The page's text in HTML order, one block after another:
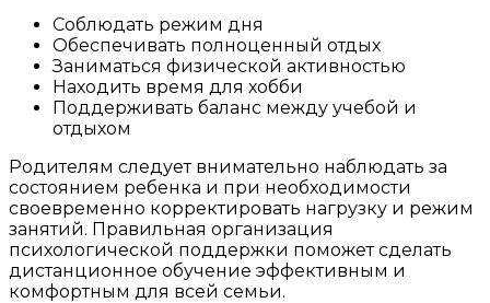
Соблюдать режим дня
Обеспечивать полноценный отдых
Заниматься физической активностью
Находить время для хобби
Поддерживать баланс между учебой и
отдыхом
Родителям следует внимательно наблюдать за
состоянием ребенка и при необходимости
своевременно корректировать нагрузку и режим
занятий. Правильная организация
психологической поддержки поможет сделать
дистанционное обучение эффективным и
комфортным для всей семьи.